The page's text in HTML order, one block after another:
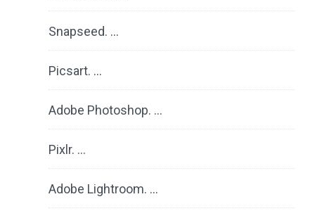
Snapseed. …
Picsart. …
Adobe Photoshop. …
Pixlr. …
Adobe Lightroom. …